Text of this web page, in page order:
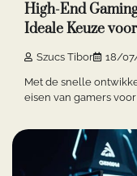
High-End
Ideale Keuze
Szucs Tibor 18/
Met de snelle
eisen van gamers